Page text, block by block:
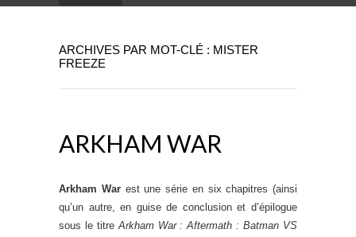
ARCHIVES PAR MOT-CLÉ : MISTER
FREEZE
ARKHAM WAR
Arkham Warest une série en six chapitres (ainsi
qu’un autre, en guise de conclusion et d’épilogue
sous le titreArkham War : Aftermath : Batman VS